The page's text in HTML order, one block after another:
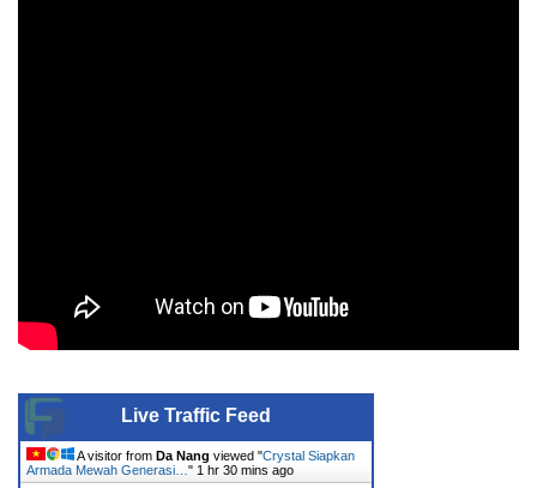
Live Traffic Feed
A visitor from Da Nang viewed "Crystal Siapkan
Armada Mewah Generasi… " 1 hr 30 mins ago